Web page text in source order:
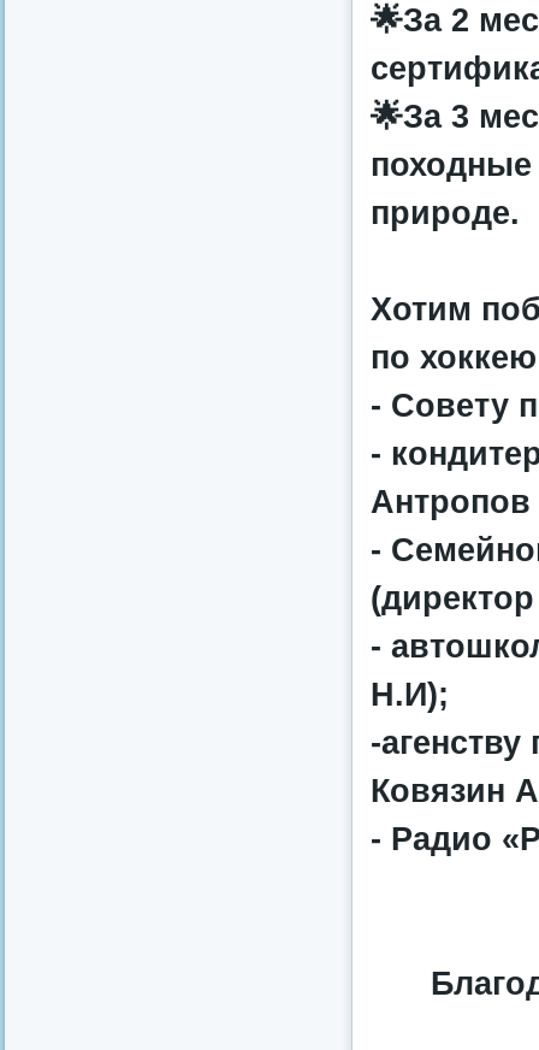
🌟За 2
🌟За 3
походные
природе.
Хотим
по
- Совету
-
-
-
Н.И);
-
Ковязин
- Радио